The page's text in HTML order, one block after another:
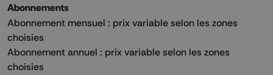
Abonnements
Abonnement mensuel : prix variable selon les zones
choisies
Abonnement annuel : prix variable selon les zones
choisies​